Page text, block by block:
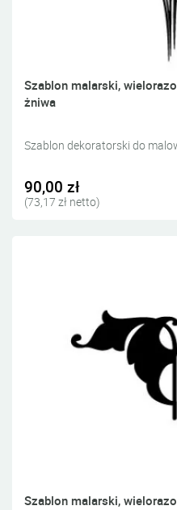
Szablon malarski,
żniwa
Szablon dekoratorski do
90,00 zł
(73,17 zł netto)
Szablon malarski,